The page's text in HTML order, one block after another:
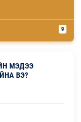
9
МЭДЭЭ
ВЭ?